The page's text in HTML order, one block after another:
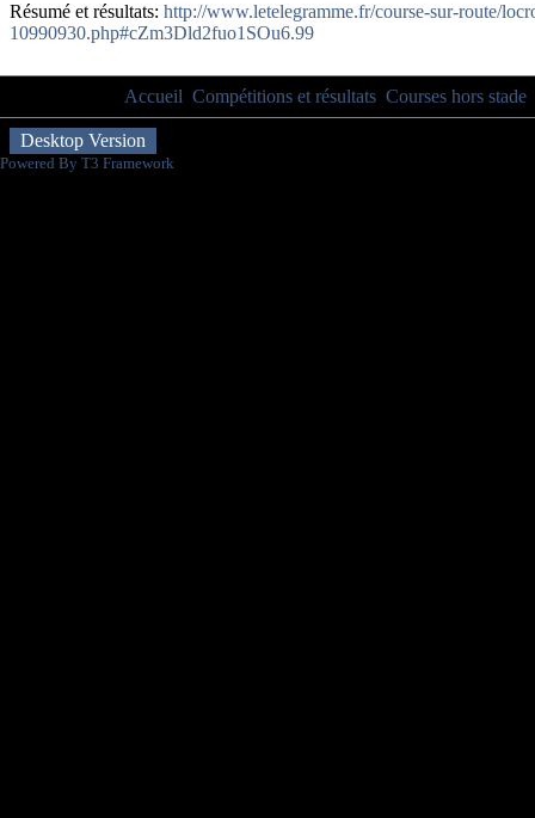
Résumé et résultats: http://www.letelegramme.fr/course-sur-route/
10990930.php#cZm3Dld2fuo1SOu6.99
Accueil Compétitions et résultats Courses hors stade
Desktop Version
Powered By T3 Framework